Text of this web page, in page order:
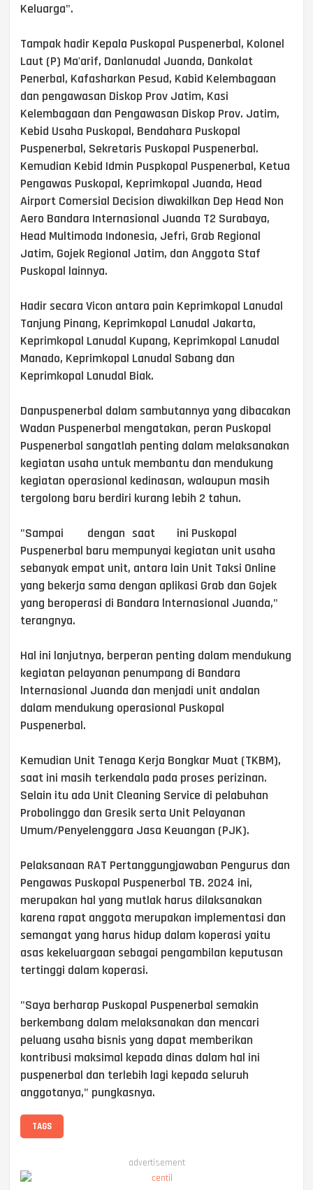
Keluarga".
Tampak hadir Kepala Puskopal Puspenerbal, Kolonel
Laut (P) Ma'arif, Danlanudal Juanda, Dankolat
Penerbal, Kafasharkan Pesud, Kabid Kelembagaan
dan pengawasan Diskop Prov Jatim, Kasi
Kelembagaan dan Pengawasan Diskop Prov. Jatim,
Kebid Usaha Puskopal, Bendahara Puskopal
Puspenerbal, Sekretaris Puskopal Puspenerbal.
Kemudian Kebid Idmin Puspkopal Puspenerbal, Ketua
Pengawas Puskopal, Keprimkopal Juanda, Head
Airport Comersial Decision diwakilkan Dep Head Non
Aero Bandara Internasional Juanda T2 Surabaya,
Head Multimoda Indonesia, Jefri, Grab Regional
Jatim, Gojek Regional Jatim, dan Anggota Staf
Puskopal lainnya.
Hadir secara Vicon antara pain Keprimkopal Lanudal
Tanjung Pinang, Keprimkopal Lanudal Jakarta,
Keprimkopal Lanudal Kupang, Keprimkopal Lanudal
Manado, Keprimkopal Lanudal Sabang dan
Keprimkopal Lanudal Biak.
Danpuspenerbal dalam sambutannya yang dibacakan
Wadan Puspenerbal mengatakan, peran Puskopal
Puspenerbal sangatlah penting dalam melaksanakan
kegiatan usaha untuk membantu dan mendukung
kegiatan operasional kedinasan, walaupun masih
tergolong baru berdiri kurang lebih 2 tahun.
"Sampai dengan saat
ini Puskopal
Puspenerbal baru mempunyai kegiatan unit usaha
sebanyak empat unit, antara lain Unit Taksi Online
yang bekerja sama dengan aplikasi Grab dan Gojek
yang beroperasi di Bandara lnternasional Juanda,"
terangnya.
Hal ini lanjutnya, berperan penting dalam mendukung
kegiatan pelayanan penumpang di Bandara
lnternasional Juanda dan menjadi unit andalan
dalam mendukung operasional Puskopal
Puspenerbal.
Kemudian Unit Tenaga Kerja Bongkar Muat (TKBM),
saat ini masih terkendala pada proses perizinan.
Selain itu ada Unit Cleaning Service di pelabuhan
Probolinggo dan Gresik serta Unit Pelayanan
Umum/Penyelenggara Jasa Keuangan (PJK).
Pelaksanaan RAT Pertanggungjawaban Pengurus dan
Pengawas Puskopal Puspenerbal TB. 2024 ini,
merupakan hal yang mutlak harus dilaksanakan
karena rapat anggota merupakan implementasi dan
semangat yang harus hidup dalam koperasi yaitu
asas kekeluargaan sebagai pengambilan keputusan
tertinggi dalam koperasi.
"Saya berharap Puskopal Puspenerbal semakin
berkembang dalam melaksanakan dan mencari
peluang usaha bisnis yang dapat memberikan
kontribusi maksimal kepada dinas dalam hal ini
puspenerbal dan terlebih lagi kepada seluruh
anggotanya," pungkasnya.
TAGS
advertisement